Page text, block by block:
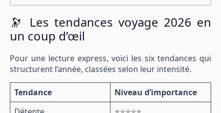
🔭 Les tendances voyage 2026 en
un coup d’œil
Pour une lecture express, voici les six tendances qui
structurent l’année, classées selon leur intensité.
Tendance
Niveau d’importance